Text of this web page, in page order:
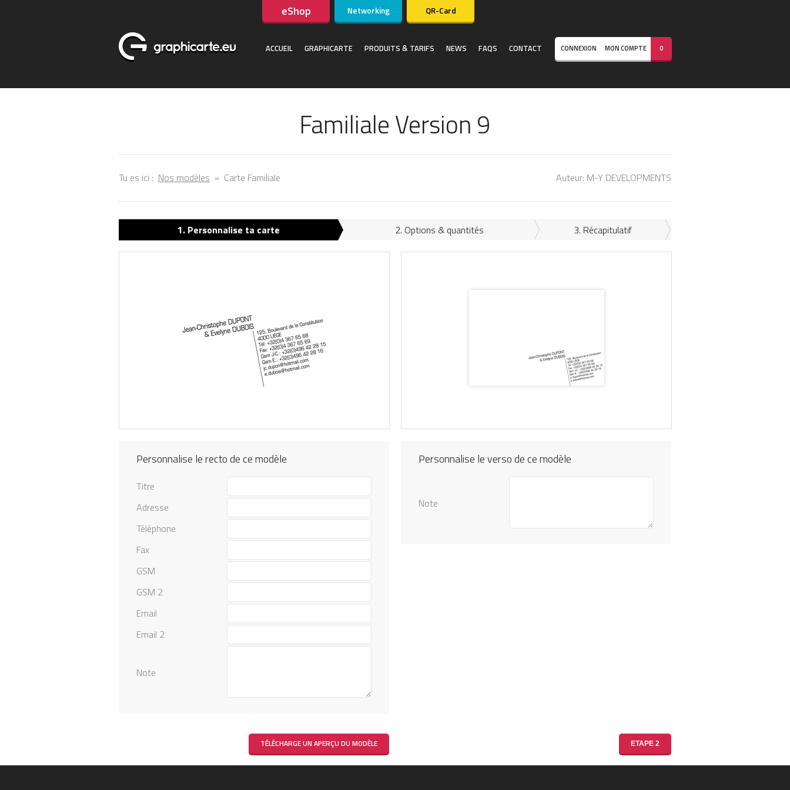
eShop Networking QR-Card
ACCUEIL GRAPHICARTE PRODUITS & TARIFS NEWS FAQS CONTACT CONNEXION MON COMPTE 0
Familiale Version 9
Tu es ici : Nos modèles » Carte Familiale Auteur: M-Y DEVELOPMENTS
1. Personnalise ta carte 2. Options & quantités 3. Récapitulatif
Personnalise le recto de ce modèle
Titre
Adresse
Téléphone
Fax
GSM
GSM 2
Email
Email 2
Note
Personnalise le verso de ce modèle
Note
TÉLÉCHARGE UN APERÇU DU MODÈLE